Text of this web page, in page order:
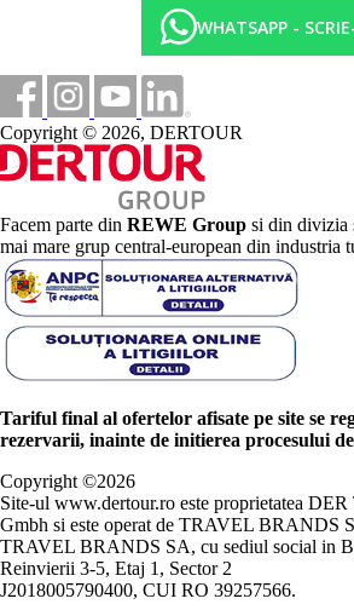
WHATSAPP -
Copyright © 2026, DERTOUR
Facem parte din REWE Group si din divizia
mai mare grup central-european din industria
Tariful final al ofertelor afisate pe site se
rezervarii, inainte de initierea procesului
Copyright ©2026
Site-ul www.dertour.ro este proprietatea
Gmbh si este operat de TRAVEL BRANDS
TRAVEL BRANDS SA, cu sediul social in
Reinvierii 3-5, Etaj 1, Sector 2
J2018005790400, CUI RO 39257566.